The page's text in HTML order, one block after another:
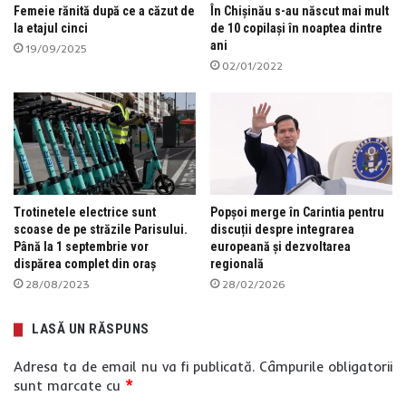
Femeie rănită după ce a căzut de
la etajul cinci
19/09/2025
În Chișinău s-au născut mai mult
de 10 copilași în noaptea dintre
ani
02/01/2022
Trotinetele electrice sunt
scoase de pe străzile Parisului.
Până la 1 septembrie vor
dispărea complet din oraș
28/08/2023
Popșoi merge în Carintia pentru
discuții despre integrarea
europeană și dezvoltarea
regională
28/02/2026
LASĂ UN RĂSPUNS
Adresa ta de email nu va fi publicată. Câmpurile obligatorii
sunt marcate cu *